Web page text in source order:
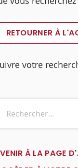
RETOURNER À
votre
À LA PAGE